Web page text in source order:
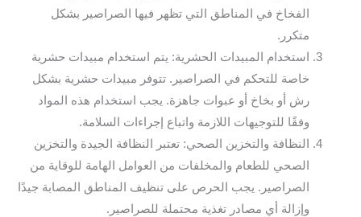
الفخاخ في المناطق التي تظهر فيها الصراصير بشكل
متكرر.
استخدام المبيدات الحشرية: يتم استخدام مبيدات حشرية
خاصة للتحكم في الصراصير. تتوفر مبيدات حشرية بشكل
رش أو بخاخ أو عبوات جاهزة. يجب استخدام هذه المواد
وفقًا للتوجيهات اللازمة واتباع إجراءات السلامة.
النظافة والتخزين الصحي: تعتبر النظافة الجيدة والتخزين
الصحي للطعام والمخلفات من العوامل الهامة للوقاية من
الصراصير. يجب الحرص على تنظيف المناطق المصابة جيدًا
وإزالة أي مصادر تغذية محتملة للصراصير.